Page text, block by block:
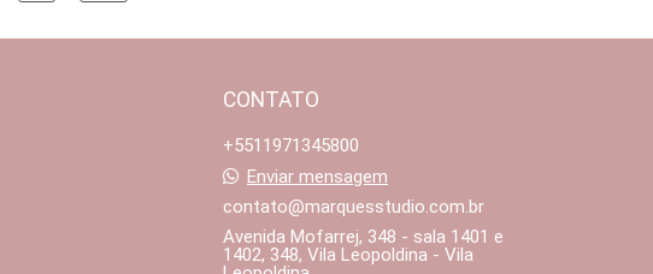
CONTATO
+5511971345800
Enviar mensagem
contato@marquesstudio.com.br
Avenida Mofarrej, 348 - sala 1401 e
1402, 348, Vila Leopoldina - Vila